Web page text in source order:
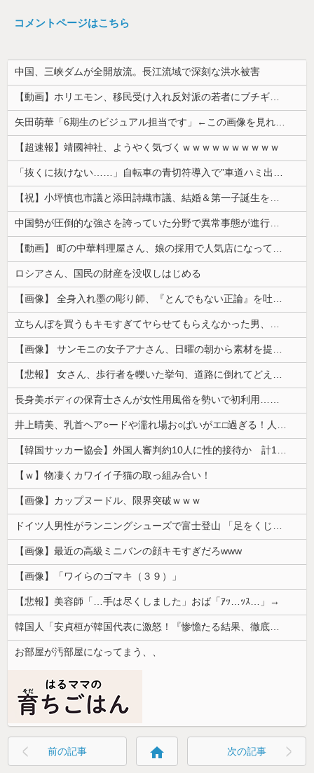
コメントページはこちら
中国、三峡ダムが全開放流。長江流域で深刻な洪水被害
【動画】ホリエモン、移民受け入れ反対派の若者にブチギレ→スタジオ誰も反論できず沈黙w
矢田萌華「6期生のビジュアル担当です」←この画像を見れば誰もが納得【画像あり】
【超速報】靖國神社、ようやく気づくｗｗｗｗｗｗｗｗｗｗ
「抜くに抜けない……」自転車の青切符導入で”車道ハミ出し”が急増中
【祝】小坪慎也市議と添田詩織市議、結婚＆第一子誕生を発表 → ｗｗｗｗｗｗｗｗｗｗｗｗ
中国勢が圧倒的な強さを誇っていた分野で異常事態が進行中、日本勢が3人も準決勝に進む一方で中国勢が……
【動画】 町の中華料理屋さん、娘の採用で人気店になってしまう
ロシアさん、国民の財産を没収しはじめる
【画像】 全身入れ墨の彫り師、『とんでもない正論』を吐いて30万再生されてしまうｗｗｗｗｗｗｗ
立ちんぼを買うもキモすぎてヤらせてもらえなかった男、代わりの足コキでまさかの大量身寸米青ｗｗｗ
【画像】 サンモニの女子アナさん、日曜の朝から素材を提供してしまう
【悲報】 女さん、歩行者を轢いた挙句、道路に倒れてどえらいことになってしまうw w w w w w w
長身美ボディの保育士さんが女性用風俗を勢いで初利用…子供に絶対見せられないメスの顔でイキまくり。
井上晴美、乳首ヘア○ードや濡れ場お○ぱいがエ□過ぎる！人生最後のラスト写真集、最高！！
【韓国サッカー協会】外国人審判約10人に性的接待か 計1496回、約2億ウォン（約2200万円）
【ｗ】物凄くカワイイ子猫の取っ組み合い！
【画像】カップヌードル、限界突破ｗｗｗ
ドイツ人男性がランニングシューズで富士登山 「足をくじいて動けない」
【画像】最近の高級ミニバンの顔キモすぎだろwww
【画像】「ワイらのゴマキ（３９）」
【悲報】美容師「…手は尽くしました」おば「ｱｯ…ｯｽ…」→
韓国人「安貞桓が韓国代表に激怒！『惨憺たる結果、徹底的な刷新が必要だ』と監督や協会を痛烈批判」
お部屋が汚部屋になってまう、、
前の記事 home 次の記事